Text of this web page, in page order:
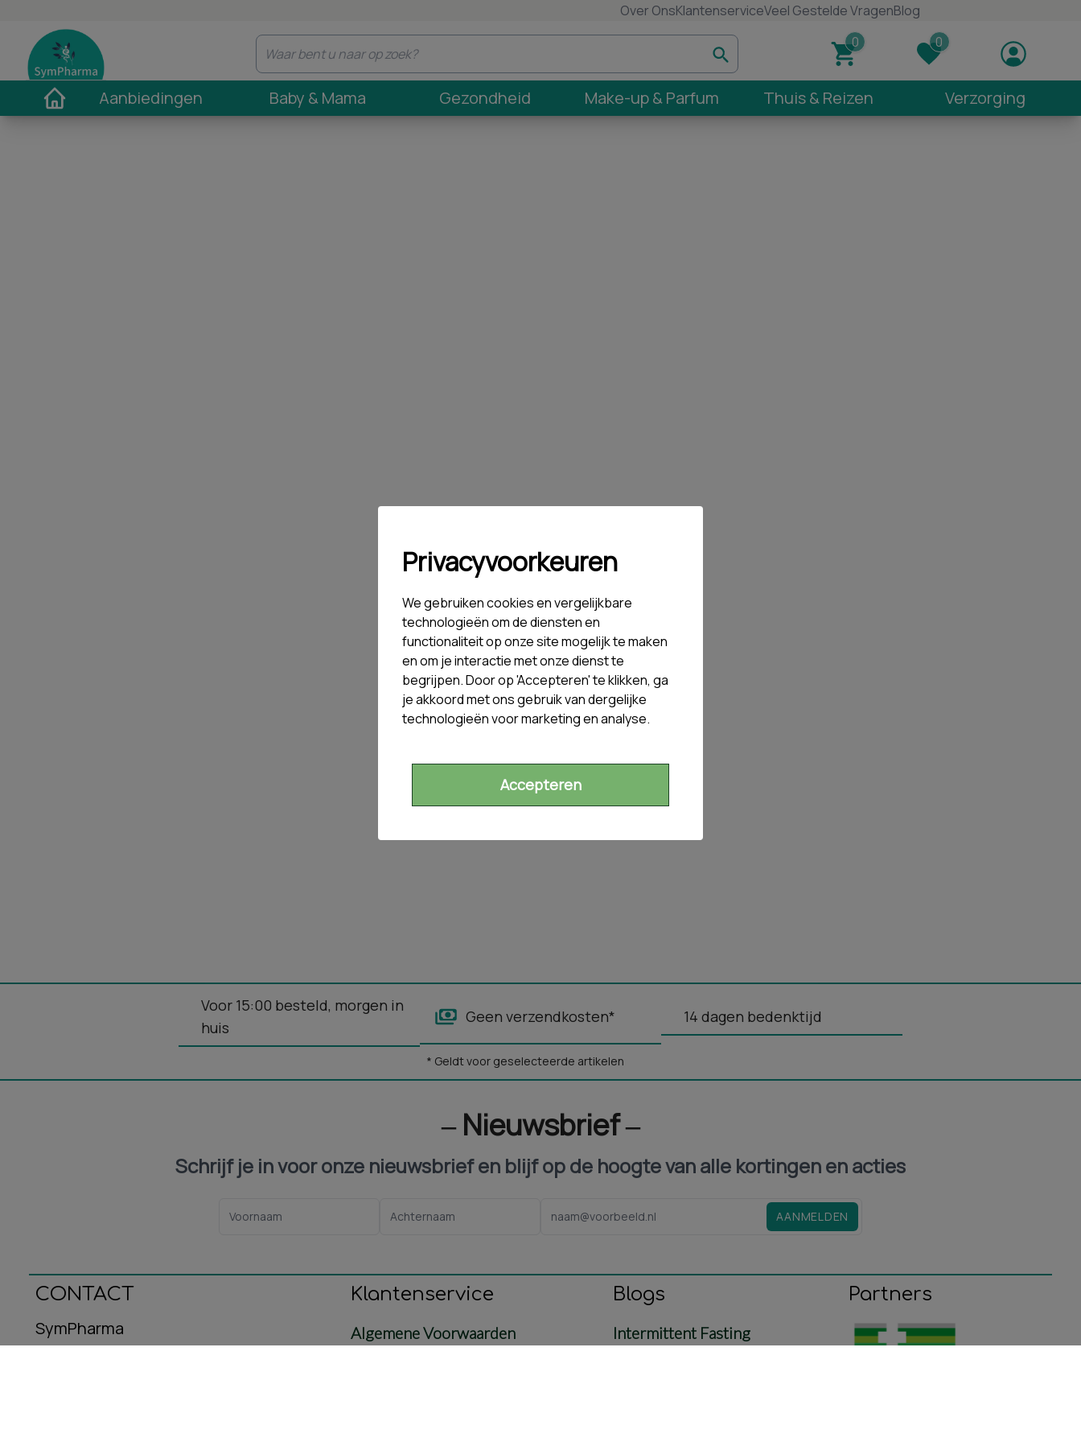
Over OnsKlantenserviceVeel Gestelde VragenBlog
Aanbiedingen Baby & Mama Gezondheid Make-up & Parfum Thuis & Reizen Verzorging
Privacyvoorkeuren
We gebruiken cookies en vergelijkbare
technologieën om de diensten en
functionaliteit op onze site mogelijk te maken
en om je interactie met onze dienst te
begrijpen. Door op 'Accepteren' te klikken, ga
je akkoord met ons gebruik van dergelijke
technologieën voor marketing en analyse.
Accepteren
Voor 15:00 besteld, morgen in
huis
Geen verzendkosten* 14 dagen bedenktijd
* Geldt voor geselecteerde artikelen
‒ Nieuwsbrief ‒
Schrijf je in voor onze nieuwsbrief en blijf op de hoogte van alle kortingen en acties
AANMELDEN
CONTACT
SymPharma
Oeralstraat 12
Klantenservice
Algemene Voorwaarden
Blogs
Intermittent Fasting
Partners